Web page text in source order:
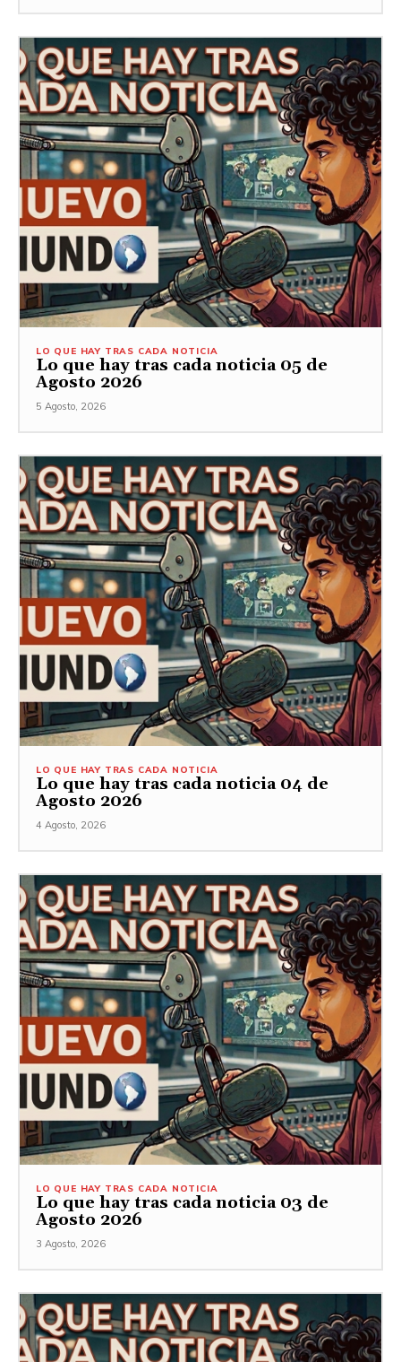
LO QUE HAY TRAS CADA NOTICIA
Lo que hay tras cada noticia 05 de
Agosto 2026
5 Agosto, 2026
LO QUE HAY TRAS CADA NOTICIA
Lo que hay tras cada noticia 04 de
Agosto 2026
4 Agosto, 2026
LO QUE HAY TRAS CADA NOTICIA
Lo que hay tras cada noticia 03 de
Agosto 2026
3 Agosto, 2026